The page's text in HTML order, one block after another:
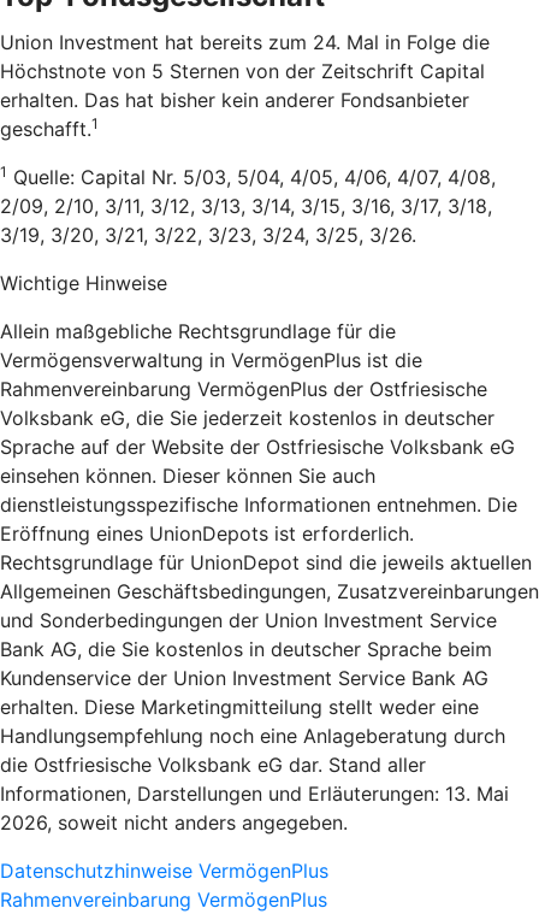
Union Investment hat bereits zum 24. Mal in Folge die
Höchstnote von 5 Sternen von der Zeitschrift Capital
erhalten. Das hat bisher kein anderer Fondsanbieter
geschafft.1
1 Quelle: Capital Nr. 5/03, 5/04, 4/05, 4/06, 4/07, 4/08,
2/09, 2/10, 3/11, 3/12, 3/13, 3/14, 3/15, 3/16, 3/17, 3/18,
3/19, 3/20, 3/21, 3/22, 3/23, 3/24, 3/25, 3/26.
Wichtige Hinweise
Allein maßgebliche Rechtsgrundlage für die
Vermögensverwaltung in VermögenPlus ist die
Rahmenvereinbarung VermögenPlus der Ostfriesische
Volksbank eG, die Sie jederzeit kostenlos in deutscher
Sprache auf der Website der Ostfriesische Volksbank eG
einsehen können. Dieser können Sie auch
dienstleistungsspezifische Informationen entnehmen. Die
Eröffnung eines UnionDepots ist erforderlich.
Rechtsgrundlage für UnionDepot sind die jeweils aktuellen
Allgemeinen Geschäftsbedingungen, Zusatzvereinbarungen
und Sonderbedingungen der Union Investment Service
Bank AG, die Sie kostenlos in deutscher Sprache beim
Kundenservice der Union Investment Service Bank AG
erhalten. Diese Marketingmitteilung stellt weder eine
Handlungsempfehlung noch eine Anlageberatung durch
die Ostfriesische Volksbank eG dar. Stand aller
Informationen, Darstellungen und Erläuterungen: 13. Mai
2026, soweit nicht anders angegeben.
Datenschutzhinweise VermögenPlus
Rahmenvereinbarung VermögenPlus